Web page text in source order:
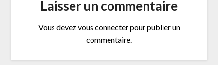
Laisser un commentaire
Vous devezvous connecterpour publier un
commentaire.